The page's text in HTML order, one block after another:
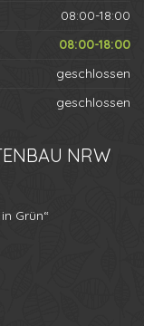
08:00-18:00
08:00-18:00
geschlossen
geschlossen
NRW
Grün“